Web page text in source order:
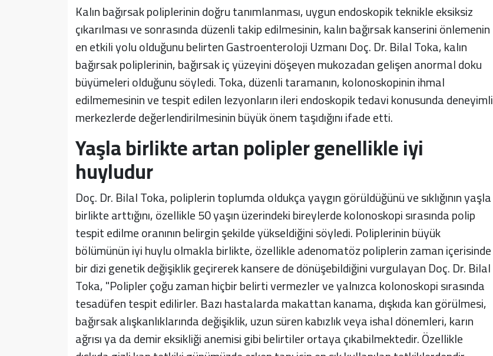
Kalın bağırsak poliplerinin doğru tanımlanması, uygun endoskopik teknikle eksiksiz
çıkarılması ve sonrasında düzenli takip edilmesinin, kalın bağırsak kanserini önlemenin
en etkili yolu olduğunu belirten Gastroenteroloji Uzmanı Doç. Dr. Bilal Toka, kalın
bağırsak poliplerinin, bağırsak iç yüzeyini döşeyen mukozadan gelişen anormal doku
büyümeleri olduğunu söyledi. Toka, düzenli taramanın, kolonoskopinin ihmal
edilmemesinin ve tespit edilen lezyonların ileri endoskopik tedavi konusunda deneyimli
merkezlerde değerlendirilmesinin büyük önem taşıdığını ifade etti.
Yaşla birlikte artan polipler genellikle iyi
huyludur
Doç. Dr. Bilal Toka, poliplerin toplumda oldukça yaygın görüldüğünü ve sıklığının yaşla
birlikte arttığını, özellikle 50 yaşın üzerindeki bireylerde kolonoskopi sırasında polip
tespit edilme oranının belirgin şekilde yükseldiğini söyledi. Poliplerinin büyük
bölümünün iyi huylu olmakla birlikte, özellikle adenomatöz poliplerin zaman içerisinde
bir dizi genetik değişiklik geçirerek kansere de dönüşebildiğini vurgulayan Doç. Dr. Bilal
Toka, "Polipler çoğu zaman hiçbir belirti vermezler ve yalnızca kolonoskopi sırasında
tesadüfen tespit edilirler. Bazı hastalarda makattan kanama, dışkıda kan görülmesi,
bağırsak alışkanlıklarında değişiklik, uzun süren kabızlık veya ishal dönemleri, karın
ağrısı ya da demir eksikliği anemisi gibi belirtiler ortaya çıkabilmektedir. Özellikle